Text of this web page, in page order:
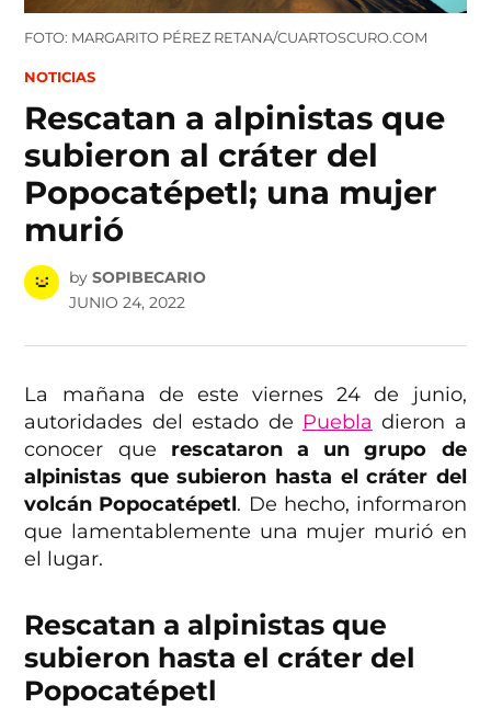
FOTO: MARGARITO PÉREZ RETANA/CUARTOSCURO.COM
POSTED
NOTICIAS
Rescatan a alpinistas que
subieron al cráter del
Popocatépetl; una mujer
murió
by SOPIBECARIO
JUNIO 24, 2022
La mañana de este viernes 24 de junio,
autoridades del estado de Puebla dieron a
conocer que rescataron a un grupo de
alpinistas que subieron hasta el cráter del
volcán Popocatépetl. De hecho, informaron
que lamentablemente una mujer murió en
el lugar.
Rescatan a alpinistas que
subieron hasta el cráter del
Popocatépetl